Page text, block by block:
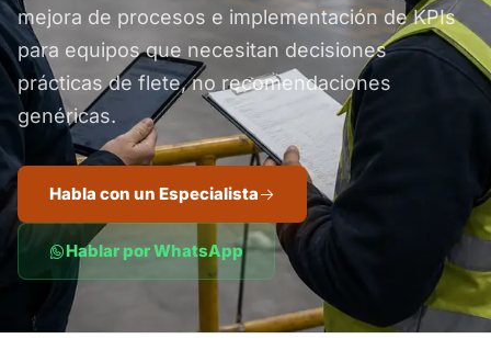
mejora de procesos e implementación de KPIs
para equipos que necesitan decisiones
prácticas de flete, no recomendaciones
genéricas.
Habla con un Especialista
Hablar por WhatsApp